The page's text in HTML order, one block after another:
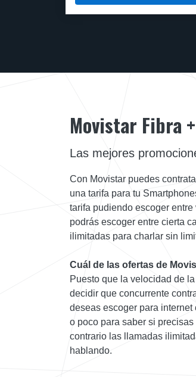
Movistar Fibra
Las mejores
Con Movistar puedes
una tarifa para tu
tarifa pudiendo escoger
podrás escoger entre cierta
ilimitadas para charlar sin
Cuál de las ofertas de
Puesto que la velocidad de
decidir que concurrente
deseas escoger para
o poco para saber si
contrario las llamadas
hablando.